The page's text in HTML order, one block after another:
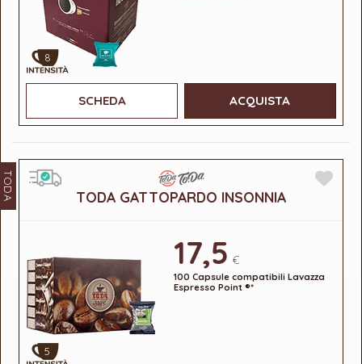
8
SCHEDA ACQUISTA
TODA TODA GATTOPARDO INSONNIA
5
17,5 €
100 Capsule compatibili Lavazza
Espresso Point ®*